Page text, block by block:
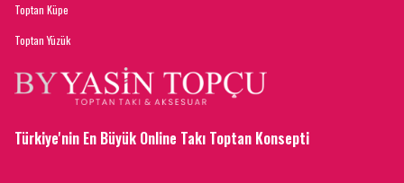
Toptan Küpe
Toptan Yüzük
Türkiye'nin En Büyük Online Takı Toptan Konsepti